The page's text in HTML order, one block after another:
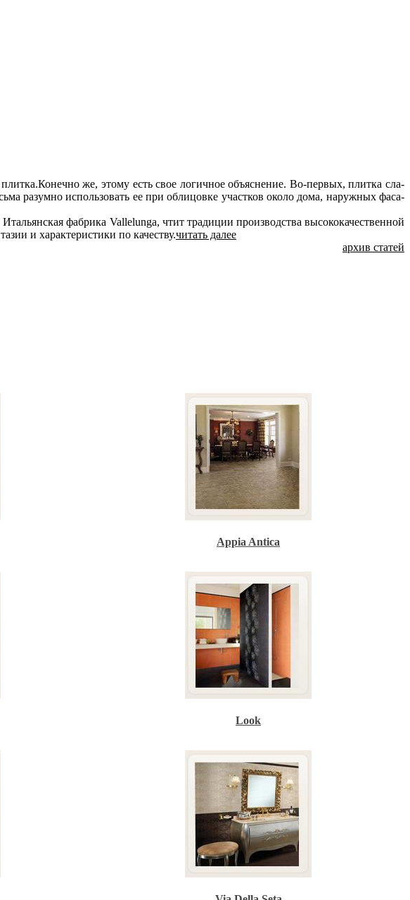
же, это­му есть свое ло­гич­ное объ­яс­не­ние. Во-пер­вых, плит­ка сла­
ра­зум­но ис­поль­зо­вать ее при об­ли­цов­ке участ­ков око­ло до­ма, на­руж­ных фа­са­
фаб­ри­ка Vallelunga, чтит тра­ди­ции про­из­вод­ства вы­со­ко­ка­че­ствен­ной
и ха­рак­те­ри­сти­ки по ка­че­ству.читать далее
архив статей
Appia Antica
Look